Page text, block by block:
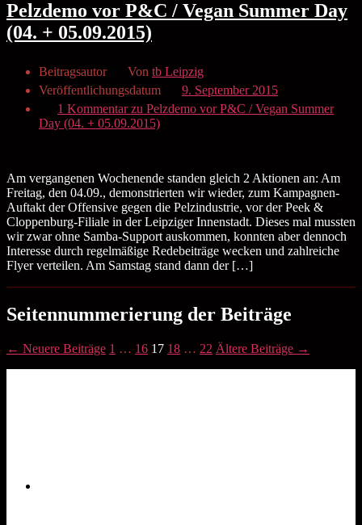
Pelzdemo vor P&C / Vegan Summer Day
(04. + 05.09.2015)
Beitragsautor Von tb Leipzig
Veröffentlichungsdatum
9. September 2015
1 Kommentarzu Pelzdemo vor P&C / Vegan Summer
Day (04. + 05.09.2015)
Am vergangenen Wochenende standen gleich 2 Aktionen an: Am
Freitag, den 04.09., demonstrierten wir wieder, zum Kampagnen-
Auftakt der Offensive gegen die Pelzindustrie, vor der Peek &
Cloppenburg-Filiale in der Leipziger Innenstadt. Dieses mal mussten
wir zwar ohne Samba-Support auskommen, konnten aber dennoch
Interesse durch regelmäßige Redebeiträge wecken und zahlreiche
Flyer verteilen. Am Samstag stand dann der […]
Seitennummerierung der Beiträge
← Neuere Beiträge 1 … 16 17 18 … 22 Ältere Beiträge →